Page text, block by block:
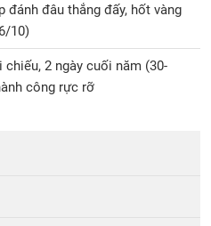
đánh đâu thắng đấy, hốt vàng
10)
2 ngày cuối năm (30-
công rực rỡ